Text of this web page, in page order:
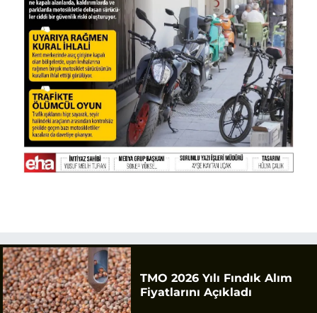
TMO 2026 Yılı Fındık Alım
Fiyatlarını Açıkladı